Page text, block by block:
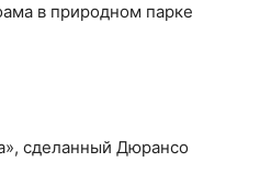
в природном парке
сделанный Дюрансо